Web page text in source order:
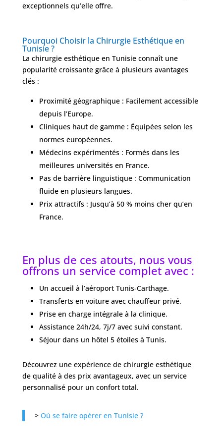
exceptionnels qu’elle offre.
Pourquoi Choisir la Chirurgie Esthétique en
Tunisie ?
La chirurgie esthétique en Tunisie connaît une
popularité croissante grâce à plusieurs avantages
clés :
Proximité géographique : Facilement accessible
depuis l’Europe.
Cliniques haut de gamme : Équipées selon les
normes européennes.
Médecins expérimentés : Formés dans les
meilleures universités en France.
Pas de barrière linguistique : Communication
fluide en plusieurs langues.
Prix attractifs : Jusqu’à 50 % moins cher qu’en
France.
En plus de ces atouts, nous vous
offrons un service complet avec :
Un accueil à l’aéroport Tunis-Carthage.
Transferts en voiture avec chauffeur privé.
Prise en charge intégrale à la clinique.
Assistance 24h/24, 7j/7 avec suivi constant.
Séjour dans un hôtel 5 étoiles à Tunis.
Découvrez une expérience de chirurgie esthétique
de qualité à des prix avantageux, avec un service
personnalisé pour un confort total.
> Où se faire opérer en Tunisie ?